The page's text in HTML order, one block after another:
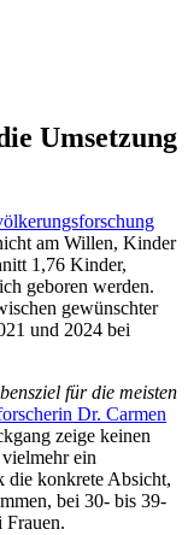
Umsetzung
am Willen, Kinder
1,76 Kinder,
geboren werden.
gewünschter
und 2024 bei
für die meisten
Dr. Carmen
zeige keinen
ein
die konkrete Absicht,
bei 30- bis 39-
Frauen.